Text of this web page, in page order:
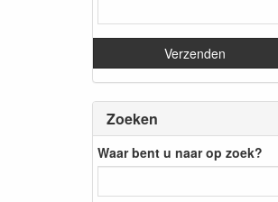
Zoeken
Waar bent u naar op zoek?